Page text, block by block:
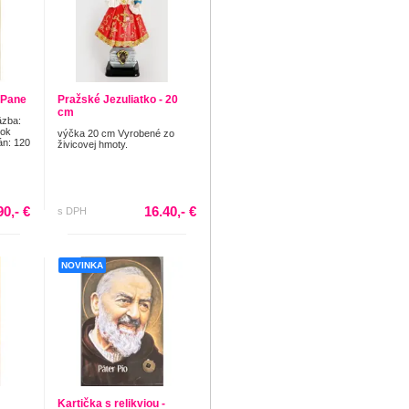
120
€
Pražské Jezuliatko - 20
cm
výčka 20 cm Vyrobené zo
živicovej hmoty.
s DPH 16.40,- €
NOVINKA
Kartička s relikviou -